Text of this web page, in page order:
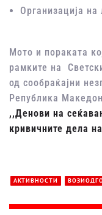
Организација
Мото и пораката
рамките на
од сообраќајни
Република
,,Денови на
кривичните дела
АКТИВНОСТИ